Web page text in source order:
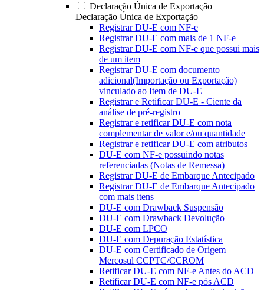
Declaração Única de Exportação
Declaração Única de Exportação
Registrar DU-E com NF-e
Registrar DU-E com mais de 1 NF-e
Registrar DU-E com NF-e que possui mais
de um item
Registrar DU-E com documento
adicional(Importação ou Exportação)
vinculado ao Item de DU-E
Registrar e Retificar DU-E - Ciente da
análise de pré-registro
Registrar e retificar DU-E com nota
complementar de valor e/ou quantidade
Registrar e retificar DU-E com atributos
DU-E com NF-e possuindo notas
referenciadas (Notas de Remessa)
Registrar DU-E de Embarque Antecipado
Registrar DU-E de Embarque Antecipado
com mais itens
DU-E com Drawback Suspensão
DU-E com Drawback Devolução
DU-E com LPCO
DU-E com Depuração Estatística
DU-E com Certificado de Origem
Mercosul CCPTC/CCROM
Retificar DU-E com NF-e Antes do ACD
Retificar DU-E com NF-e pós ACD